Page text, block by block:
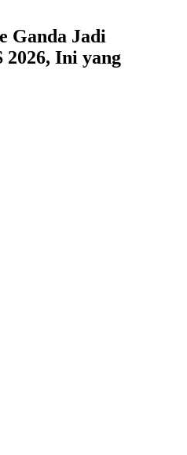
Ganda Jadi
2026, Ini yang